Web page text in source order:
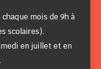
mois de 9h à
scolaires).
en juillet et en